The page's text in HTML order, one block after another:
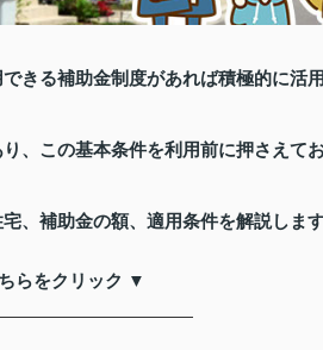
きる補助金制度があれば積極的に活
、この基本条件を利用前に押さえて
、補助金の額、適用条件を解説します
らをクリック ▼